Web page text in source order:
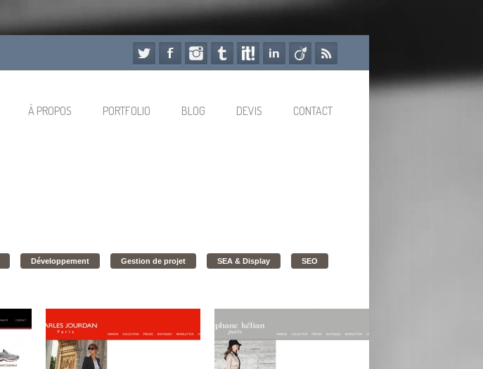
À PROPOS PORTFOLIO BLOG DEVIS CONTACT
Développement Gestion de projet SEA & Display SEO